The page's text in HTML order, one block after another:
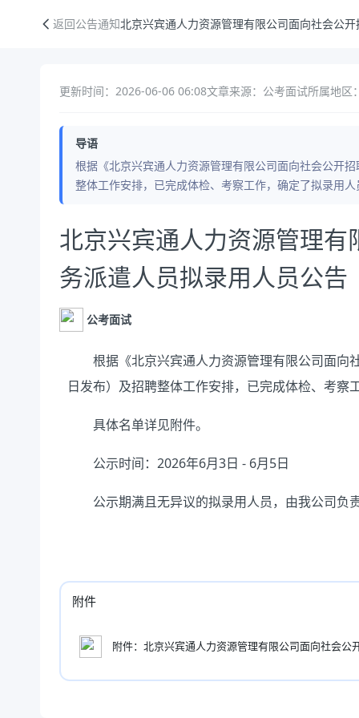
返回公告通知北京兴宾通人力资源管理有限公司面向社会公
更新时间：2026-06-06 06:08文章来源：公考面试所属地区
导语
根据《北京兴宾通人力资源管理有限公司面向社会公开
整体工作安排，已完成体检、考察工作，确定了拟录用
公告正文
北京兴宾通人力资源管理
务派遣人员拟录用人员公告
公考面试
根据《北京兴宾通人力资源管理有限公司面向
日发布）及招聘整体工作安排，已完成体检、考察
具体名单详见附件。
公示时间：2026年6月3日 - 6月5日
公示期满且无异议的拟录用人员，由我公司负
附件
附件：北京兴宾通人力资源管理有限公司面向社会公